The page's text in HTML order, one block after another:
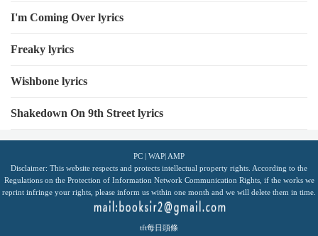
I'm Coming Over lyrics
Freaky lyrics
Wishbone lyrics
Shakedown On 9th Street lyrics
PC | WAP| AMP
Disclaimer: This website respects and protects intellectual property rights. According to the
Regulations on the Protection of Information Network Communication Rights, if the works we
reprint infringe your rights, please inform us within one month and we will delete them in time.
tft每日頭條